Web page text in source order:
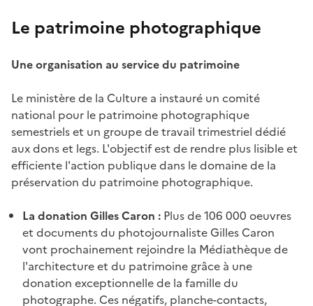
Le patrimoine photographique
Une organisation au service du patrimoine
Le ministère de la Culture a instauré un comité
national pour le patrimoine photographique
semestriels et un groupe de travail trimestriel dédié
aux dons et legs. L'objectif est de rendre plus lisible et
efficiente l'action publique dans le domaine de la
préservation du patrimoine photographique.
La donation Gilles Caron : Plus de 106 000 oeuvres
et documents du photojournaliste Gilles Caron
vont prochainement rejoindre la Médiathèque de
l'architecture et du patrimoine grâce à une
donation exceptionnelle de la famille du
photographe. Ces négatifs, planche-contacts,